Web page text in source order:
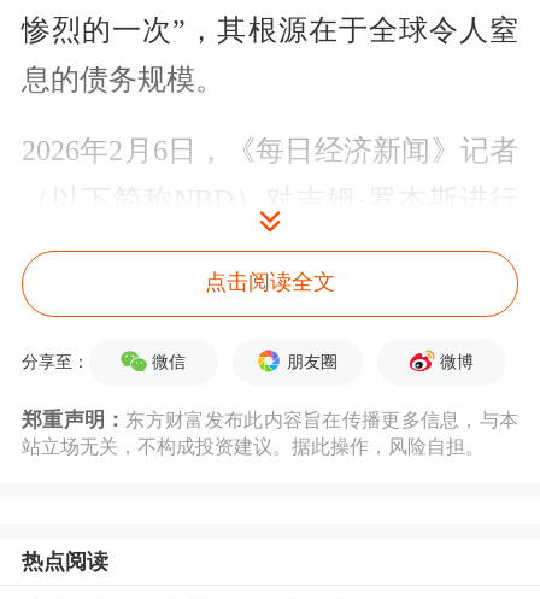
惨烈的一次”，其根源在于全球令人窒
息的债务规模。
2026年2月6日，《每日经济新闻》记者
（以下简称NBD）对吉姆·罗杰斯进行
了专访。在访谈中，他详细阐述了自己
对潜在危机的看法、具体的避险策略以
及看好金属的底层逻辑。
面对潜在的危机，吉姆·罗杰斯透露，
保险单”，并计划将其作为遗产留给后
点击阅读全文
分享至： 微信 朋友圈 微博
郑重声明： 东方财富发布此内容旨在传播更多信息，与本
站立场无关，不构成投资建议。据此操作，风险自担。
热点阅读